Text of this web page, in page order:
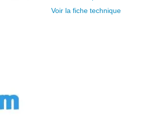
Voir la fiche technique